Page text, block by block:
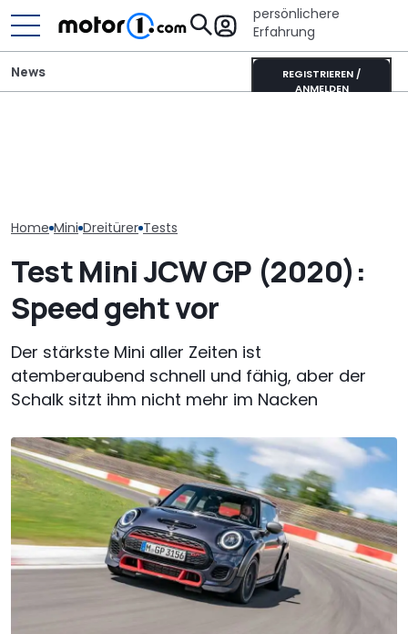
persönlichere
Erfahrung
REGISTRIEREN /
ANMELDEN
News
Home Mini Dreitürer Tests
Test Mini JCW GP (2020):
Speed geht vor
Der stärkste Mini aller Zeiten ist
atemberaubend schnell und fähig, aber der
Schalk sitzt ihm nicht mehr im Nacken